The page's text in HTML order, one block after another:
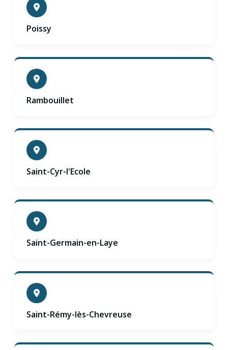
Poissy
Rambouillet
Saint-Cyr-l'Ecole
Saint-Germain-en-Laye
Saint-Rémy-lès-Chevreuse